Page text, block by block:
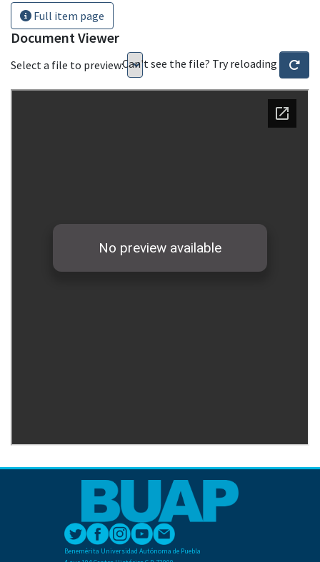
Full item page
Document Viewer
Select a file to preview:Can't see the file? Try reloading
Benemérita Universidad Autónoma de Puebla